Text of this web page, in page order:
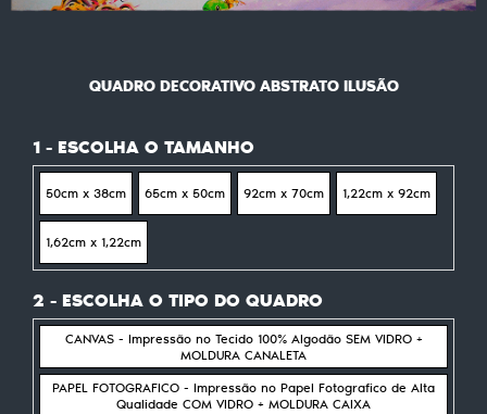
QUADRO DECORATIVO ABSTRATO ILUSÃO
1 - ESCOLHA O TAMANHO
50cm x 38cm 65cm x 50cm 92cm x 70cm 1,22cm x 92cm
1,62cm x 1,22cm
2 - ESCOLHA O TIPO DO QUADRO
CANVAS - Impressão no Tecido 100% Algodão SEM VIDRO +
MOLDURA CANALETA
PAPEL FOTOGRAFICO - Impressão no Papel Fotografico de Alta
Qualidade COM VIDRO + MOLDURA CAIXA